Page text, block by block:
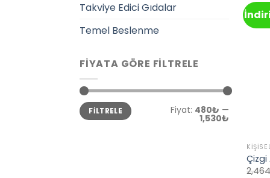
Takviye Edici Gıdalar
Temel Beslenme
FIYATA GÖRE FILTRELE
En
düşük
fiyat
En
yüksek
fiyat
FILTRELE Fiyat: 480₺ —
1,530₺
Çizgi